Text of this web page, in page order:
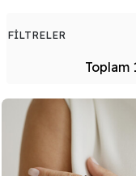
FİLTRELER
Toplam